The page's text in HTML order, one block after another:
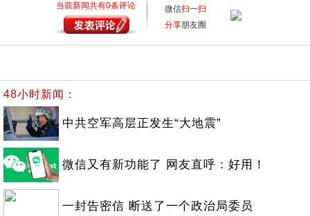
当前新闻共有0条评论 微信扫一扫
分享朋友圈
48小时新闻：
中共空军高层正发生“大地震”
微信又有新功能了 网友直呼：好用！
一封告密信 断送了一个政治局委员